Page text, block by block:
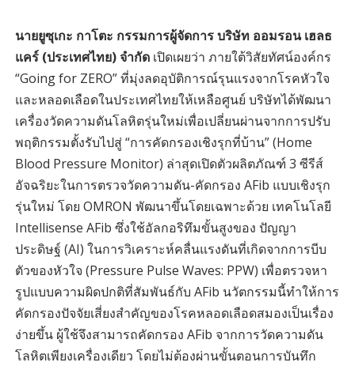
นายยูซุเกะ กาโตะ กรรมการผู้จัดการ บริษัท ออมรอน เฮลธ
แคร์ (ประเทศไทย) จำกัดเปิดเผยว่า ภายใต้วิสัยทัศน์องค์กร
“Going for ZERO” ที่มุ่งลดอุบัติการณ์รุนแรงจากโรคหัวใจ
และหลอดเลือดในประเทศไทยให้เหลือศูนย์ บริษัทได้พัฒนา
เครื่องวัดความดันโลหิตรุ่นใหม่เพื่อเปลี่ยนผ่านจากการปรับ
พฤติกรรมตั้งรับไปสู่ “การคัดกรองเชิงรุกที่บ้าน” (Home
Blood Pressure Monitor) ล่าสุดเปิดตัวผลิตภัณฑ์ 3 ซีรีส์
อัจฉริยะในการตรวจวัดความดัน-คัดกรอง AFib แบบเชิงรุก
รุ่นใหม่ โดย OMRON พัฒนาขึ้นโดยเฉพาะด้วย เทคโนโลยี
Intellisense AFib ซึ่งใช้อัลกอริทึมขั้นสูงของ ปัญญา
ประดิษฐ์ (AI) ในการวิเคราะห์คลื่นแรงดันที่เกิดจากการบีบ
ตัวของหัวใจ (Pressure Pulse Waves: PPW) เพื่อตรวจหา
รูปแบบความผิดปกติที่สัมพันธ์กับ AFib นวัตกรรมนี้ทำให้การ
คัดกรองปัจจัยเสี่ยงสำคัญของโรคหลอดเลือดสมองเป็นเรื่อง
ง่ายขึ้น ผู้ใช้จึงสามารถคัดกรอง AFib จากการวัดความดัน
โลหิตเพียงเครื่องเดียว โดยไม่ต้องผ่านขั้นตอนการบันทึก